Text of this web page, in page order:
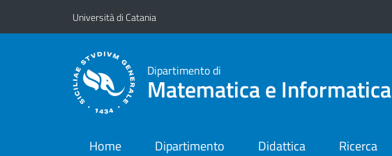
Vai al contenuto principale
Vai al menu di navigazione
Università di Catania
Dipartimento di
Matematica e Informatica
Home Dipartimento Didattica Ricerca